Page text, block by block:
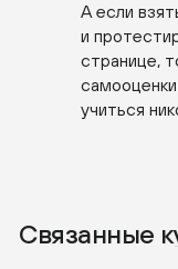
А если
и
странице,
учиться
Связанные